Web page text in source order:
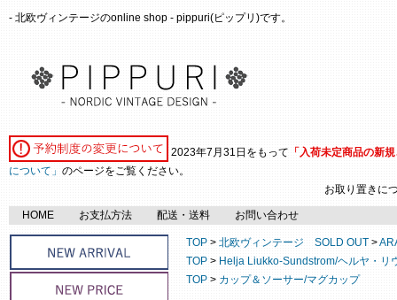
- 北欧ヴィンテージのonline shop - pippuri(ピップリ)です。
2023年7月31日をもって 「入荷未定商品の新
について」 のページをご覧ください。
お取り置きに
HOME お支払方法 配送・送料 お問い合わせ
TOP > 北欧ヴィンテージ SOLD OUT >
TOP > Helja Liukko-Sundstrom/ヘルヤ・リ
TOP > カップ＆ソーサー/マグカップ